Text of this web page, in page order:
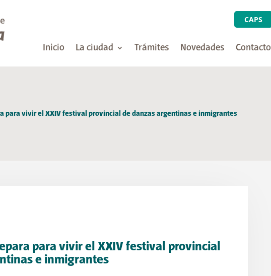
CAPS
Inicio La ciudad Trámites Novedades Contacto
para vivir el XXIV festival provincial de danzas argentinas e inmigrantes
para vivir el XXIV festival provincial
e inmigrantes